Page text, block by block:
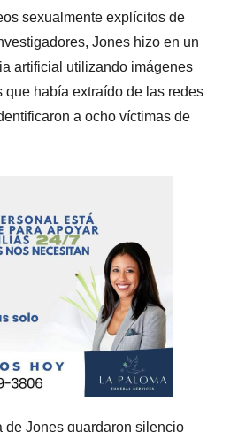
sexualmente explícitos de
Jones hizo en un
artificial utilizando imágenes
que había extraído de las redes
a ocho víctimas de
de Jones guardaron silencio